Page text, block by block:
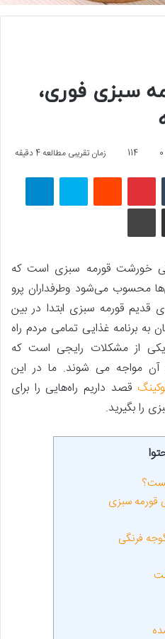
سبزی فوری،
0
114 زمان تقریبی مطالعه 4 دقیقه
پینتریست اسکایپ
چاپ
خورشت قورمه سبزی است که
محسوب می‌شود وطرفداران پرو
قدیم قورمه سبزی ابتدا در بین
به برنامه غذایی تمامی مردم راه
از مشکلات رایجی است که
آن مواجه می ­شوند. ما در این
قصد داریم راه‌هایی را برای
را بگیرید.
قورمه سبزی
فرنگی